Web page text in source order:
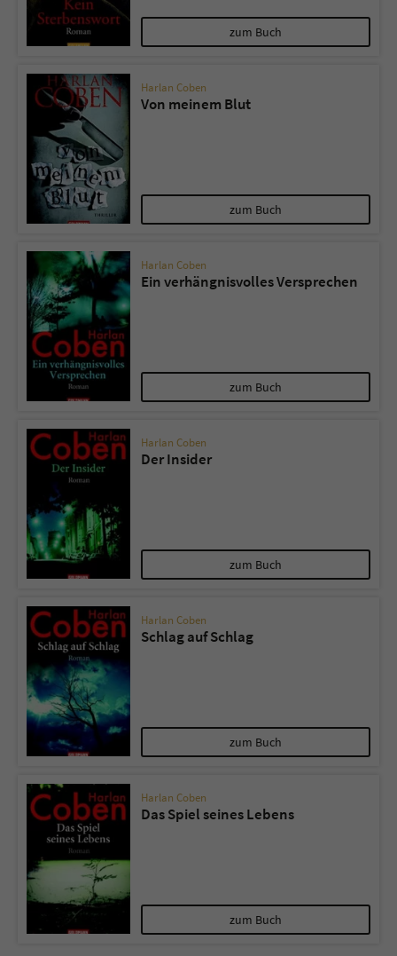
zum Buch
Harlan Coben
Von meinem Blut
zum Buch
Harlan Coben
Ein verhängnisvolles Versprechen
zum Buch
Harlan Coben
Der Insider
zum Buch
Harlan Coben
Schlag auf Schlag
zum Buch
Harlan Coben
Das Spiel seines Lebens
zum Buch